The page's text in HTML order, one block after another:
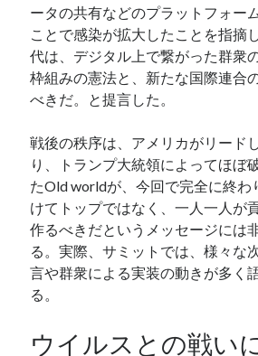
ータの共有などのプラットフォー
ことで感染が拡大したことを指摘
代は、デジタル上で繋がった群衆
枠組みの憲法と、新たな国際連合
べきだ。と提言した。
戦後の秩序は、アメリカがリード
り、トランプ大統領によってほぼ
たOld worldが、今回で完全に終わ
けてトップではなく、一人一人が
作るべきだというメッセージには
る。実際、サミットでは、様々な
言や群衆による実装の動きが多く
る。
ウイルスとの戦い